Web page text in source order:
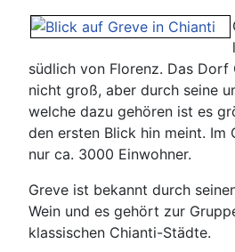
südlich von Florenz. Das Dorf
nicht groß, aber durch seine
welche dazu gehören ist es
den ersten Blick hin meint. Im
nur ca. 3000 Einwohner.
Greve ist bekannt durch
Wein und es gehört zur
klassischen Chianti-Städte.